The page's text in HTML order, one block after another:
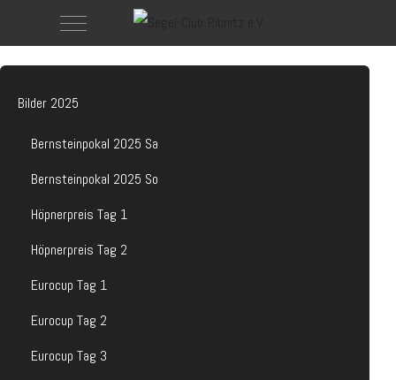
Mobile Menu Toggle
Bilder 2025
Bernsteinpokal 2025 Sa
Bernsteinpokal 2025 So
Höpnerpreis Tag 1
Höpnerpreis Tag 2
Eurocup Tag 1
Eurocup Tag 2
Eurocup Tag 3